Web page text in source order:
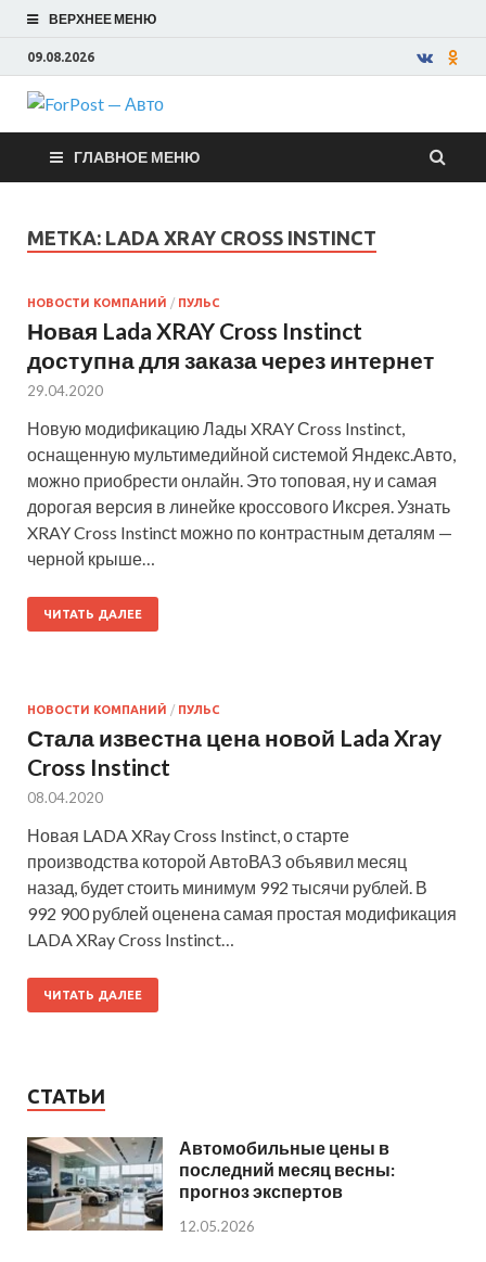
ВЕРХНЕЕ МЕНЮ
09.08.2026
ForPost —
Авто
ГЛАВНОЕ МЕНЮ
МЕТКА: LADA XRAY CROSS INSTINCT
НОВОСТИ КОМПАНИЙ / ПУЛЬС
Новая Lada XRAY Cross Instinct
доступна для заказа через интернет
29.04.2020
Новую модификацию Лады XRAY Сross Instinct,
оснащенную мультимедийной системой Яндекс.Авто,
можно приобрести онлайн. Это топовая, ну и самая
дорогая версия в линейке кроссового Иксрея. Узнать
XRAY Cross Instinсt можно по контрастным деталям —
черной крыше…
ЧИТАТЬ ДАЛЕЕ
НОВОСТИ КОМПАНИЙ / ПУЛЬС
Стала известна цена новой Lada Xray
Cross Instinct
08.04.2020
Новая LADA XRay Cross Instinct, о старте
производства которой АвтоВАЗ объявил месяц
назад, будет стоить минимум 992 тысячи рублей. В
992 900 рублей оценена самая простая модификация
LADA XRay Cross Instinct…
ЧИТАТЬ ДАЛЕЕ
СТАТЬИ
Автомобильные цены в
последний месяц весны:
прогноз экспертов
12.05.2026